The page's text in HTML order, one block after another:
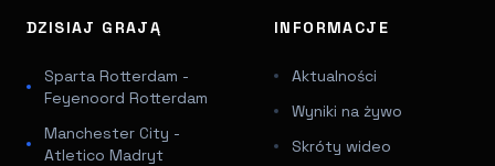
DZISIAJ GRAJĄ
Sparta Rotterdam -
Feyenoord Rotterdam
Manchester City -
Atletico Madryt
INFORMACJE
Aktualności
Wyniki na żywo
Skróty wideo